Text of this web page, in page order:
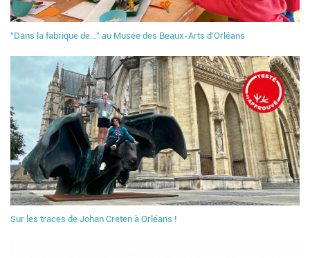
“Dans la fabrique de…” au Musée des Beaux-Arts d’Orléans
Sur les traces de Johan Creten à Orléans !